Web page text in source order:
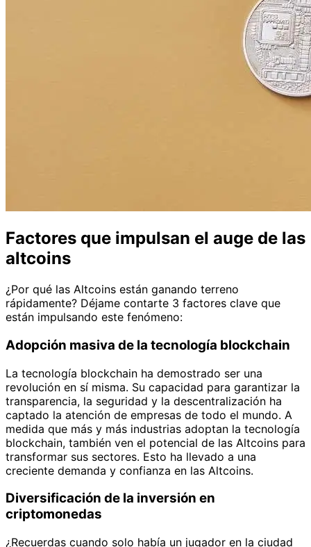
Factores que impulsan el auge de las
altcoins
¿Por qué las Altcoins están ganando terreno
rápidamente? Déjame contarte 3 factores clave que
están impulsando este fenómeno:
Adopción masiva de la tecnología blockchain
La tecnología blockchain ha demostrado ser una
revolución en sí misma. Su capacidad para garantizar la
transparencia, la seguridad y la descentralización ha
captado la atención de empresas de todo el mundo. A
medida que más y más industrias adoptan la tecnología
blockchain, también ven el potencial de las Altcoins para
transformar sus sectores. Esto ha llevado a una
creciente demanda y confianza en las Altcoins.
Diversificación de la inversión en
criptomonedas
¿Recuerdas cuando solo había un jugador en la ciudad